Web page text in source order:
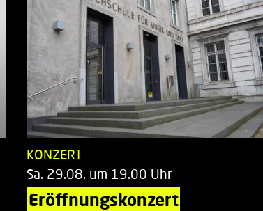
KONZERT
Sa. 29.08. um 19.00 Uhr
Eröffnungskonzert